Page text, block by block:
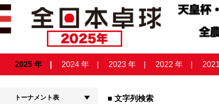
2025 年 2024 年 2023 年 2022 年
トーナメント表 文字列検索